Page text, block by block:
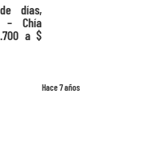
Hace 7 años
días,
– Chía
a $